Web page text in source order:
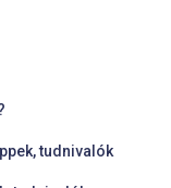
tudnivalók